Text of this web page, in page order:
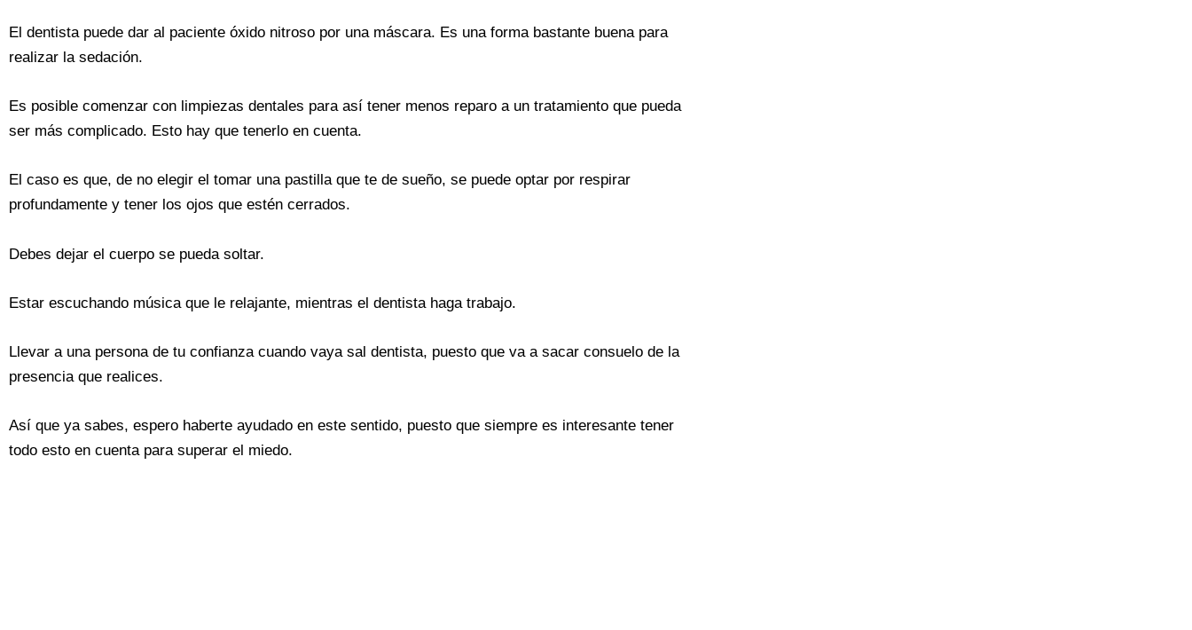
El dentista puede dar al paciente óxido nitroso por una máscara. Es una forma bastante buena para
realizar la sedación.
Es posible comenzar con limpiezas dentales para así tener menos reparo a un tratamiento que pueda
ser más complicado. Esto hay que tenerlo en cuenta.
El caso es que, de no elegir el tomar una pastilla que te de sueño, se puede optar por respirar
profundamente y tener los ojos que estén cerrados.
Debes dejar el cuerpo se pueda soltar.
Estar escuchando música que le relajante, mientras el dentista haga trabajo.
Llevar a una persona de tu confianza cuando vaya sal dentista, puesto que va a sacar consuelo de la
presencia que realices.
Así que ya sabes, espero haberte ayudado en este sentido, puesto que siempre es interesante tener
todo esto en cuenta para superar el miedo.